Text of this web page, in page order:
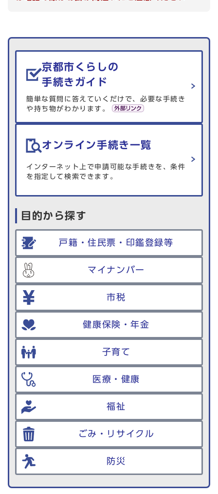
生活情報を探す
京都市くらしの
手続きガイド
簡単な質問に答えていくだけで、必要な手続き
や持ち物がわかります。
オンライン手続き一覧
インターネット上で申請可能な手続きを、条件
を指定して検索できます。
目的から探す
戸籍・住民票・印鑑登録等
マイナンバー
市税
健康保険・年金
子育て
医療・健康
福祉
ごみ・リサイクル
防災